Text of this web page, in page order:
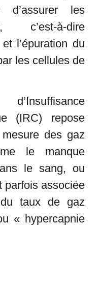
d’assurer les
c’est-à-dire
l’épuration du
les cellules de
(IRC) repose
des gaz
le manque
le sang, ou
parfois associée
taux de gaz
« hypercapnie